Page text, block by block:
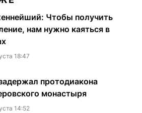
Чтобы получить
нам нужно каяться в
18:47
протодиакона
монастыря
14:52